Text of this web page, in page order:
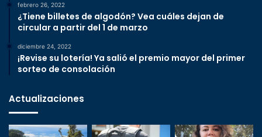
febrero 26, 2022
¿Tiene billetes de algodón? Vea cuáles dejan de
circular a partir del 1 de marzo
diciembre 24, 2022
¡Revise su lotería! Ya salió el premio mayor del primer
sorteo de consolación
Actualizaciones